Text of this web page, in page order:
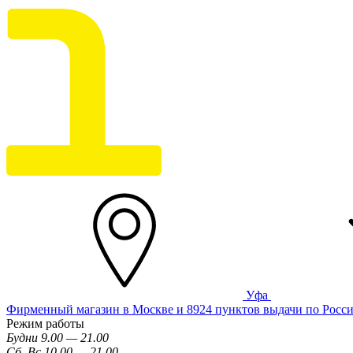
Уфа
Фирменный магазин в Москве и 8924 пунктов выдачи по
Режим работы
Будни 9.00 — 21.00